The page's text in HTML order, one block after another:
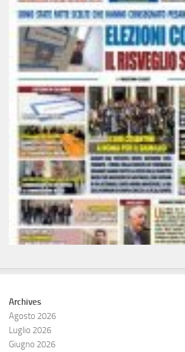
Archives
Agosto 2026
Luglio 2026
Giugno 2026